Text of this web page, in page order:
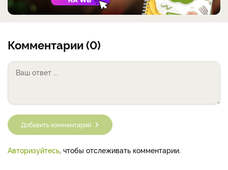
Комментарии (0)
Добавить комментарий
Авторизуйтесь, чтобы отслеживать комментарии.